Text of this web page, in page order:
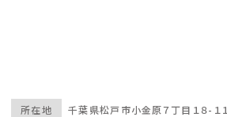
所在地 千葉県松戸市小金原７丁目１８-１１